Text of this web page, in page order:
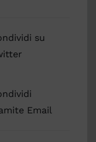
su
Email